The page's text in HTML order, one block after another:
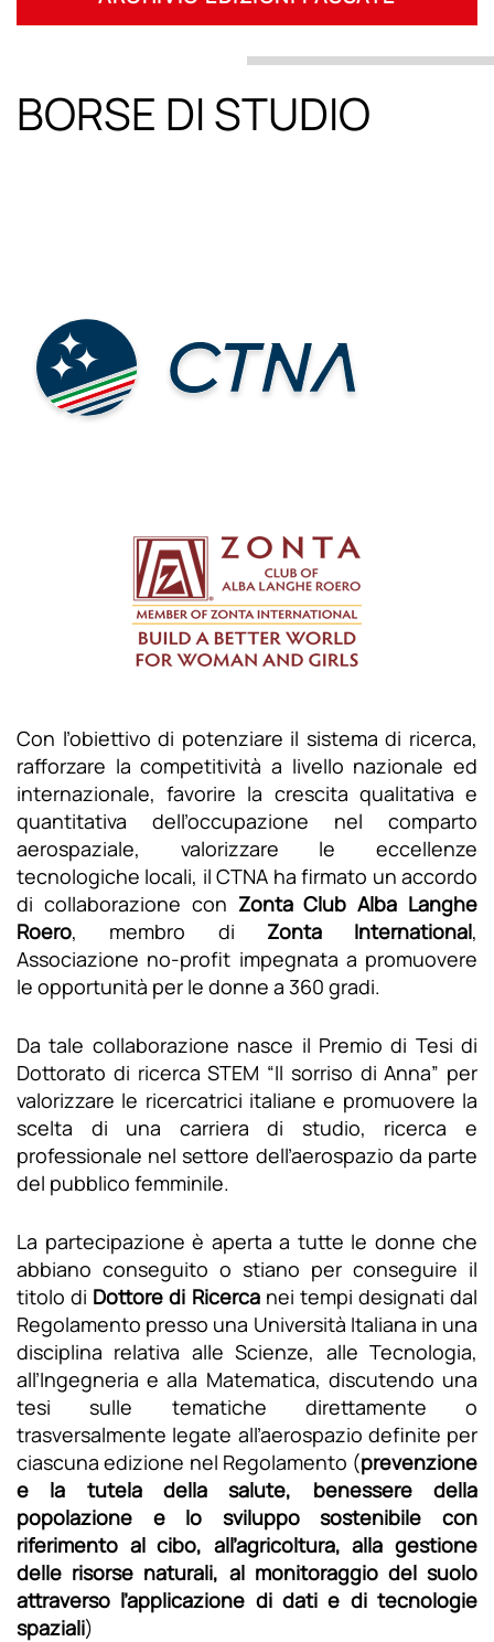
BORSE DI STUDIO
Con l’obiettivo di potenziare il sistema di ricerca,
rafforzare la competitività a livello nazionale ed
internazionale, favorire la crescita qualitativa e
quantitativa dell’occupazione nel comparto
aerospaziale, valorizzare le eccellenze
tecnologiche locali, il CTNA ha firmato un accordo
di collaborazione con Zonta Club Alba Langhe
Roero, membro di Zonta International,
Associazione no-profit impegnata a promuovere
le opportunità per le donne a 360 gradi.
Da tale collaborazione nasce il Premio di Tesi di
Dottorato di ricerca STEM “Il sorriso di Anna” per
valorizzare le ricercatrici italiane e promuovere la
scelta di una carriera di studio, ricerca e
professionale nel settore dell’aerospazio da parte
del pubblico femminile.
La partecipazione è aperta a tutte le donne che
abbiano conseguito o stiano per conseguire il
titolo di Dottore di Ricercanei tempi designati dal
Regolamento presso una Università Italiana in una
disciplina relativa alle Scienze, alle Tecnologia,
all’Ingegneria e alla Matematica, discutendo una
tesi sulle tematiche direttamente o
trasversalmente legate all’aerospazio definite per
ciascuna edizione nel Regolamento (prevenzione
e la tutela della salute, benessere della
popolazione e lo sviluppo sostenibile con
riferimento al cibo, all’agricoltura, alla gestione
delle risorse naturali, al monitoraggio del suolo
attraverso l’applicazione di dati e di tecnologie
spaziali)